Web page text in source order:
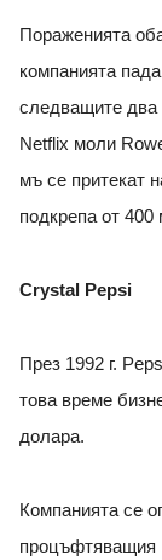
Пораженията
компанията
следващите два
Netflix моли
мъ се притекат
подкрепа от
Crystal Pepsi
През 1992 г.
това време
долара.
Компанията се
процъфтяващия